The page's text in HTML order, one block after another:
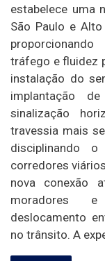
estabelece uma
São Paulo e
tráfego e fluidez
instalação do
implantação
sinalização
travessia mais
disciplinando
corredores
nova conexão
moradores
deslocamento
no trânsito. A